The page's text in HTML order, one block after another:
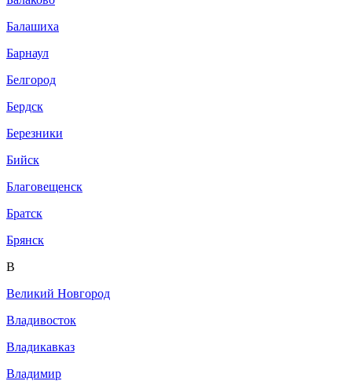
Балашиха
Барнаул
Белгород
Бердск
Березники
Бийск
Благовещенск
Братск
Брянск
В
Великий Новгород
Владивосток
Владикавказ
Владимир